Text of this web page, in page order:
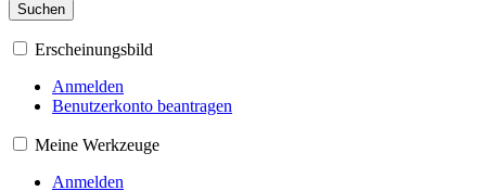
Suchen
Erscheinungsbild
Anmelden
Benutzerkonto beantragen
Meine Werkzeuge
Anmelden